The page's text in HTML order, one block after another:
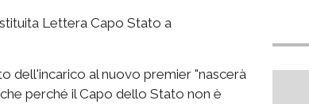
Lettera Capo Stato a
dell'incarico al nuovo premier "nascerà
perché il Capo dello Stato non è